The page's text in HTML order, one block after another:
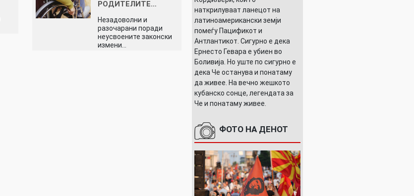
РОДИТЕЛИТЕ…
Незадоволни и
разочарани поради
неусвоените законски
измени…
наткрилуваат ланецот на
латиноамерикански земји
помеѓу Пацификот и
Антлантикот. Сигурно е дека
Ернесто Гевара е убиен во
Боливија. Но уште по сигурно е
дека Че останува и понатаму
да живее. На вечно жешкото
кубанско сонце, легендата за
Че и понатаму живее.
ФОТО НА ДЕНОТ